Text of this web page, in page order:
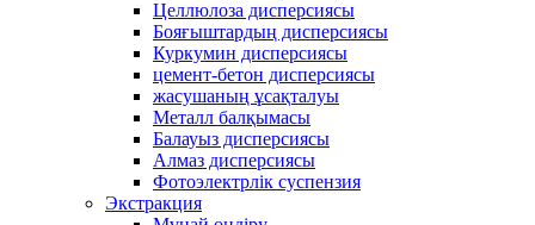
Целлюлоза дисперсиясы
Бояғыштардың дисперсиясы
Куркумин дисперсиясы
цемент-бетон дисперсиясы
жасушаның ұсақталуы
Металл балқымасы
Балауыз дисперсиясы
Алмаз дисперсиясы
Фотоэлектрлік суспензия
Экстракция